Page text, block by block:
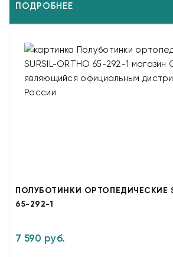
ПОДРОБНЕЕ
ПОЛУБОТИНКИ ОРТОПЕДИЧЕСКИЕ
65-292-1
7 590 руб.